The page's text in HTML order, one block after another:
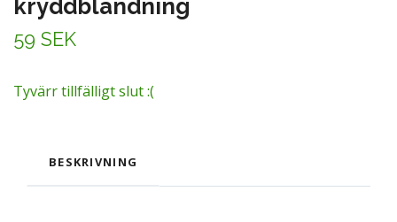
kryddblandning
59 SEK
Tyvärr tillfälligt slut :(
BESKRIVNING